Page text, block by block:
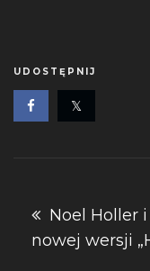
UDOSTĘPNIJ
wpisu
Noel Holler i
nowej wersji